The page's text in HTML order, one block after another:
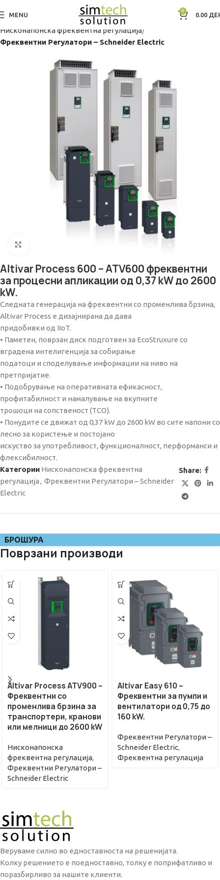
MENU
0
0.00
Дома Фреквентна регулациjа
Нисконапонска фреквентна регулација
Фреквентни Регулатори – Schneider Electric
Altivar Process 600 – ATV600 фреквентни
за процесни апликации од 0,37 kW до 2600
kW.
Следната генерација на фреквентни со променлива брзина,
Altivar Process е дизајнирана да дава
придобивки од IIoT.
• Паметен, поврзан диск подготвен за EcoStruxure со
вградена интелигенција за собирање
податоци и споделување информации на ниво на
претпријатие.
• Подобрување на оперативната ефикасност,
профитабилност и намалување на вкупните
трошоци на сопственост (TCO).
• Понудите се движат од 0,37 kW до 2600 kW во сите напони со
лесно за користење и постојано
искуство за употребливост, функционалност, перформанси и
флексибилност.
Категории Нисконапонска фреквентна
регулација, Фреквентни Регулатори – Schneider
Electric
Share:
БРОШУРА
Поврзани производи
Altivar Process ATV900 –
Фреквентни со
променлива брзина за
транспортери, кранови
или мелници до 2600 kW
Нисконапонска
фреквентна регулација,
Фреквентни Регулатори –
Schneider Electric
Altivar Easy 610 –
Фреквентни за пумпи и
вентилатори од 0,75 до
160 kW.
Фреквентни Регулатори –
Schneider Electric,
Фреквентна регулациjа
Веруваме силно во едноставноста на решенијата.
Колку решението е поедноставно, толку е поприфатливо и
поразбирливо за нашите клиенти.